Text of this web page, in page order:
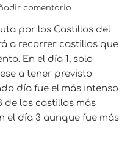
comentario
por los Castillos del
a recorrer castillos que
En el día 1, solo
a tener previsto
día fue el más intenso
de los castillos más
el día 3 aunque fue más